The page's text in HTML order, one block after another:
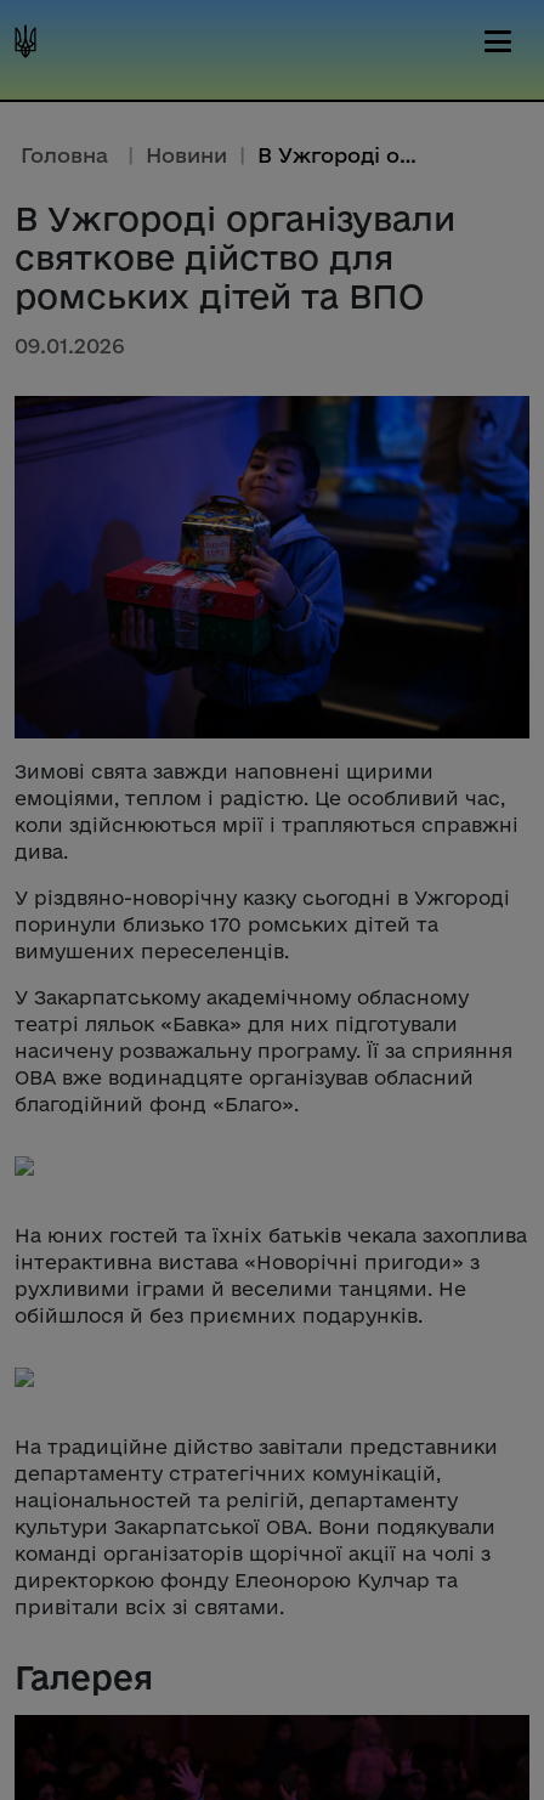
Головна | Новини | В Ужгороді організували святко...
В Ужгороді організували
святкове дійство для
ромських дітей та ВПО
09.01.2026
Зимові свята завжди наповнені щирими
емоціями, теплом і радістю. Це особливий час,
коли здійснюються мрії і трапляються справжні
дива.
У різдвяно-новорічну казку сьогодні в Ужгороді
поринули близько 170 ромських дітей та
вимушених переселенців.
У Закарпатському академічному обласному
театрі ляльок «Бавка» для них підготували
насичену розважальну програму. Її за сприяння
ОВА вже водинадцяте організував обласний
благодійний фонд «Благо».
На юних гостей та їхніх батьків чекала захоплива
інтерактивна вистава «Новорічні пригоди» з
рухливими іграми й веселими танцями. Не
обійшлося й без приємних подарунків.
На традиційне дійство завітали представники
департаменту стратегічних комунікацій,
національностей та релігій, департаменту
культури Закарпатської ОВА. Вони подякували
команді організаторів щорічної акції на чолі з
директоркою фонду Елеонорою Кулчар та
привітали всіх зі святами.
Галерея